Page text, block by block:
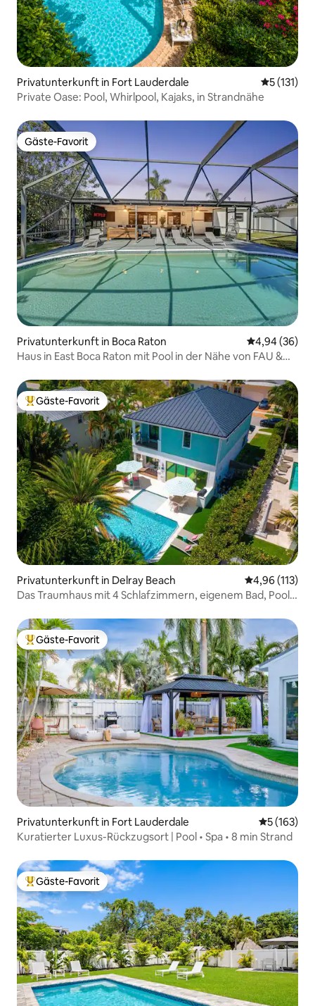
Privatunterkunft in Fort Lauderdale
5 (131)
Private Oase: Pool, Whirlpool, Kajaks, in Strandnähe
Gäste-Favorit
Gäste-Favorit
Privatunterkunft in Boca Raton
4,94 (36)
Haus in East Boca Raton mit Pool in der Nähe von FAU &
Beliebter Gäste-Favorit.
Gäste-Favorit
Privatunterkunft in Delray Beach
4,96 (113)
Das Traumhaus mit 4 Schlafzimmern, eigenem Bad, Pool
Beliebter Gäste-Favorit.
Gäste-Favorit
Privatunterkunft in Fort Lauderdale
5 (163)
Kuratierter Luxus-Rückzugsort | Pool • Spa • 8 min Strand
Beliebter Gäste-Favorit.
Gäste-Favorit